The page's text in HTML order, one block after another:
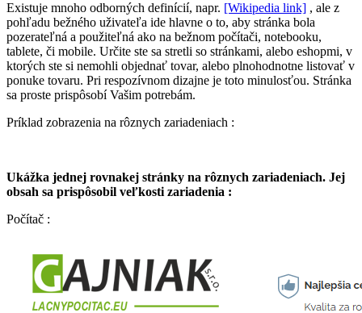
Existuje mnoho odborných definícií, napr. [Wikipedia link] , ale z
pohľadu bežného uživateľa ide hlavne o to, aby stránka bola
pozerateľná a použiteľná ako na bežnom počítači, notebooku,
tablete, či mobile. Určite ste sa stretli so stránkami, alebo eshopmi, v
ktorých ste si nemohli objednať tovar, alebo plnohodnotne listovať v
ponuke tovaru. Pri respozívnom dizajne je toto minulosťou. Stránka
sa proste prispôsobí Vašim potrebám.
Príklad zobrazenia na rôznych zariadeniach :
Ukážka jednej rovnakej stránky na rôznych zariadeniach. Jej
obsah sa prispôsobil veľkosti zariadenia :
Počítač :